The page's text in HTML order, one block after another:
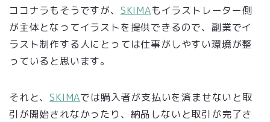
ココナラもそうですが、 SKIMAもイラストレーター側
が主体となってイラストを提供できるので、副業でイ
ラスト制作する人にとっては仕事がしやすい環境が整
っていると思います。
それと、SKIMAでは購入者が支払いを済ませないと取
引が開始されなかったり、納品しないと取引が完了さ